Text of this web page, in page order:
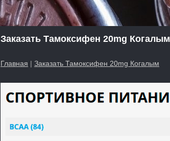
Заказать Тамоксифен 20mg Когалым
Главная | Заказать Тамоксифен 20mg Когалым